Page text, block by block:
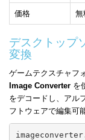
価格 無
デスクトップ
変換
ゲームテクスチャフ
Image Converter を
をデコードし、アル
フトウェアで編集可